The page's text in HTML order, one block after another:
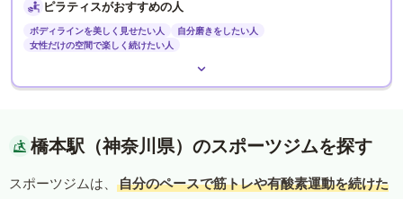
ピラティスがおすすめの人
ボディラインを美しく見せたい人
自分磨きをしたい人
女性だけの空間で楽しく続けたい人
橋本駅（神奈川県）のスポーツジムを探す
スポーツジムは、
自分のペースで筋トレや有酸素運動を続けた